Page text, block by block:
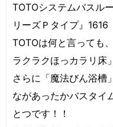
TOTOシステムバスル
リーズＰタイプ』1616
TOTOは何と言っても
ラクラクほっカラリ床
さらに「魔法びん浴槽
ながあったかバスタイ
とつです！！